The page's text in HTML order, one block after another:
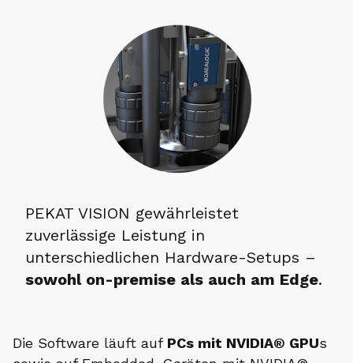
PEKAT VISION gewährleistet
zuverlässige Leistung in
unterschiedlichen Hardware-Setups –
sowohl on-premise als auch am Edge.
Die Software läuft auf PCs mit NVIDIA® GPUs